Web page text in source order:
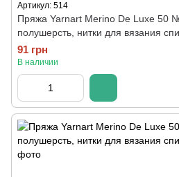
Артикул: 514
Пряжа Yarnart Merino De Luxe 50
полушерсть, нитки для вязания
91 грн
В наличии